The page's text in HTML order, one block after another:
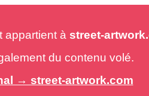
appartient à street-
du contenu volé.
→ street-artwork.com